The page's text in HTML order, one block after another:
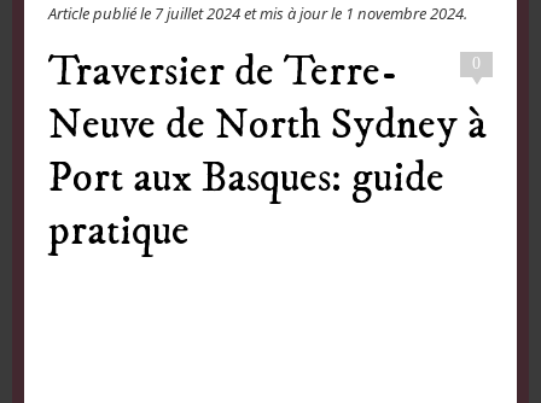
Article publié le 7 juillet 2024et mis à jour le 1 novembre 2024.
0
Traversier de Terre-
Neuve de North Sydney à
Port aux Basques: guide
pratique